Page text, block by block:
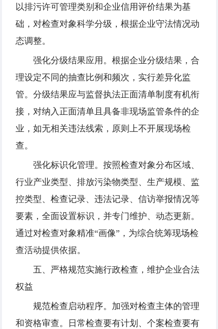
以排污许可管理类别和企业信用评价结果为基
础，对检查对象科学分级，根据企业守法情况动
态调整。
强化分级结果应用。根据企业分级结果，合
理设定不同的抽查比例和频次，实行差异化监
管。分级结果应与监督执法正面清单制度有机衔
接，对纳入正面清单且具备非现场监管条件的企
业，如无相关违法线索，原则上不开展现场检
查。
强化标识化管理。按照检查对象分布区域、
行业产业类型、排放污染物类型、生产规模、监
控类型、检查记录、违法记录、信访举报情况等
要素，全面设置标识，并专门维护、动态更新。
通过对检查对象精准“画像”，为综合统筹现场检
查活动提供依据。
五、严格规范实施行政检查，维护企业合法
权益
规范检查启动程序。加强对检查主体的管理
和资格审查。日常检查要有计划、个案检查要有